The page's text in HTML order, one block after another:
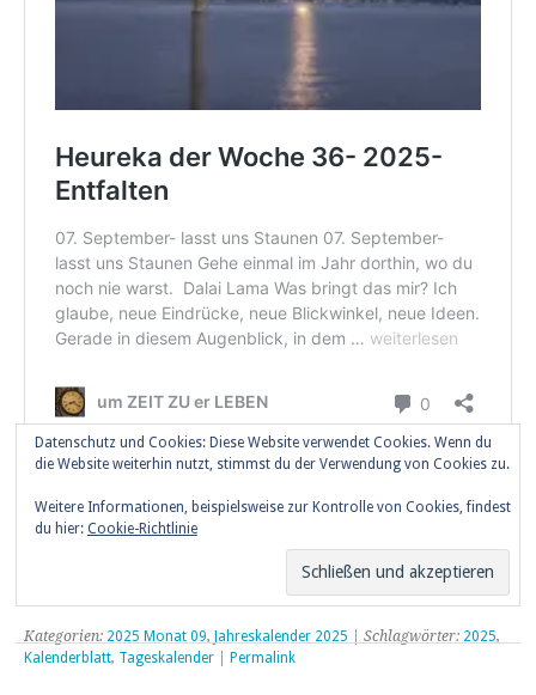
Teilen mit:
Kategorien: 2025 Monat 09, Jahreskalender 2025 | Schlagwörter: 2025,
Kalenderblatt, Tageskalender Permalink
Datenschutz und Cookies: Diese Website verwendet Cookies. Wenn du
die Website weiterhin nutzt, stimmst du der Verwendung von Cookies zu.
Weitere Informationen, beispielsweise zur Kontrolle von Cookies, findest
du hier: Cookie-Richtlinie